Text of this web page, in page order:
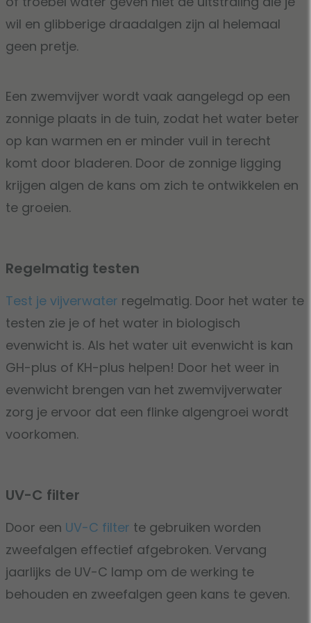
wil en glibberige draadalgen zijn al helemaal
geen pretje.
Een zwemvijver wordt vaak aangelegd op een
zonnige plaats in de tuin, zodat het water beter
op kan warmen en er minder vuil in terecht
komt door bladeren. Door de zonnige ligging
krijgen algen de kans om zich te ontwikkelen en
te groeien.
Regelmatig testen
Test je vijverwater regelmatig. Door het water te
testen zie je of het water in biologisch
evenwicht is. Als het water uit evenwicht is kan
GH-plus of KH-plus helpen! Door het weer in
evenwicht brengen van het zwemvijverwater
zorg je ervoor dat een flinke algengroei wordt
voorkomen.
UV-C filter
Door een UV-C filter te gebruiken worden
zweefalgen effectief afgebroken. Vervang
jaarlijks de UV-C lamp om de werking te
behouden en zweefalgen geen kans te geven.